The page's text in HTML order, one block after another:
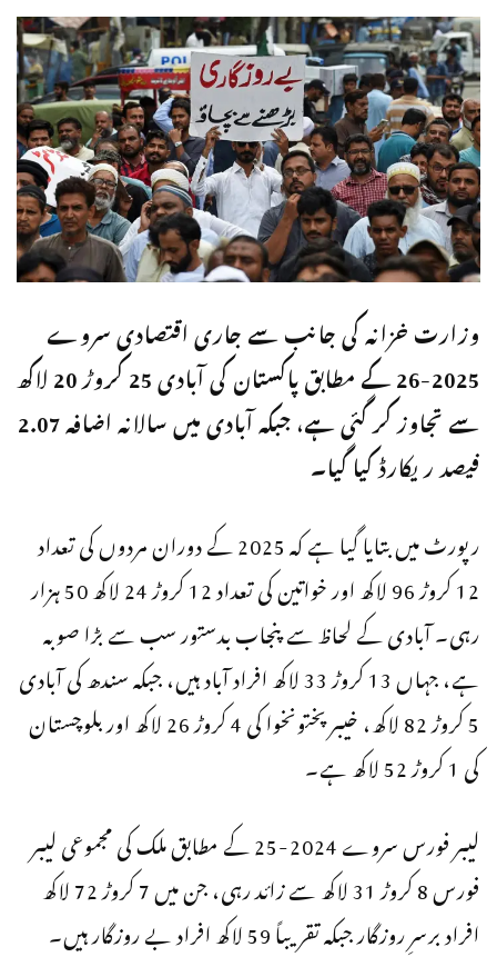
وزارت خزانہ کی جانب سے جاری اقتصادی سروے
2025-26 کے مطابق پاکستان کی آبادی 25 کروڑ 20 لاکھ
سے تجاوز کر گئی ہے، جبکہ آبادی میں سالانہ اضافہ 2.07
فیصد ریکارڈ کیا گیا۔
رپورٹ میں بتایا گیا ہے کہ 2025 کے دوران مردوں کی تعداد
12 کروڑ 96 لاکھ اور خواتین کی تعداد 12 کروڑ 24 لاکھ 50 ہزار
رہی۔ آبادی کے لحاظ سے پنجاب بدستور سب سے بڑا صوبہ
ہے، جہاں 13 کروڑ 33 لاکھ افراد آباد ہیں، جبکہ سندھ کی آبادی
5 کروڑ 82 لاکھ، خیبرپختونخوا کی 4 کروڑ 26 لاکھ اور بلوچستان
کی 1 کروڑ 52 لاکھ ہے۔
لیبر فورس سروے 2024-25 کے مطابق ملک کی مجموعی لیبر
فورس 8 کروڑ 31 لاکھ سے زائد رہی، جن میں 7 کروڑ 72 لاکھ
افراد برسرِ روزگار جبکہ تقریباً 59 لاکھ افراد بے روزگار ہیں۔